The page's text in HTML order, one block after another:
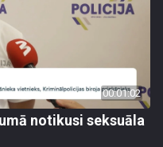
00:01:02
notikusi seksuāla